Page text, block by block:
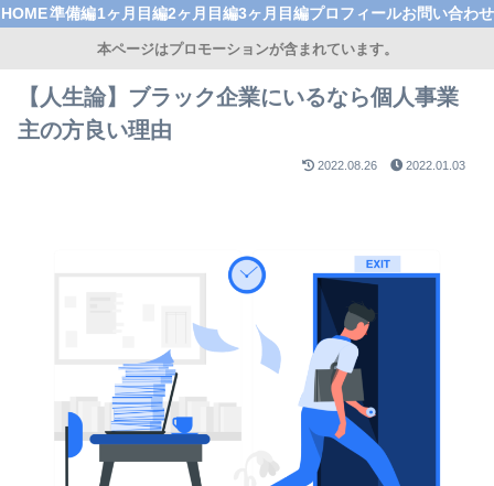
HOME準備編1ヶ月目編2ヶ月目編3ヶ月目編プロフィールお問い合わせ
本ページはプロモーションが含まれています。
【人生論】ブラック企業にいるなら個人事業
主の方良い理由
2022.08.26 2022.01.03